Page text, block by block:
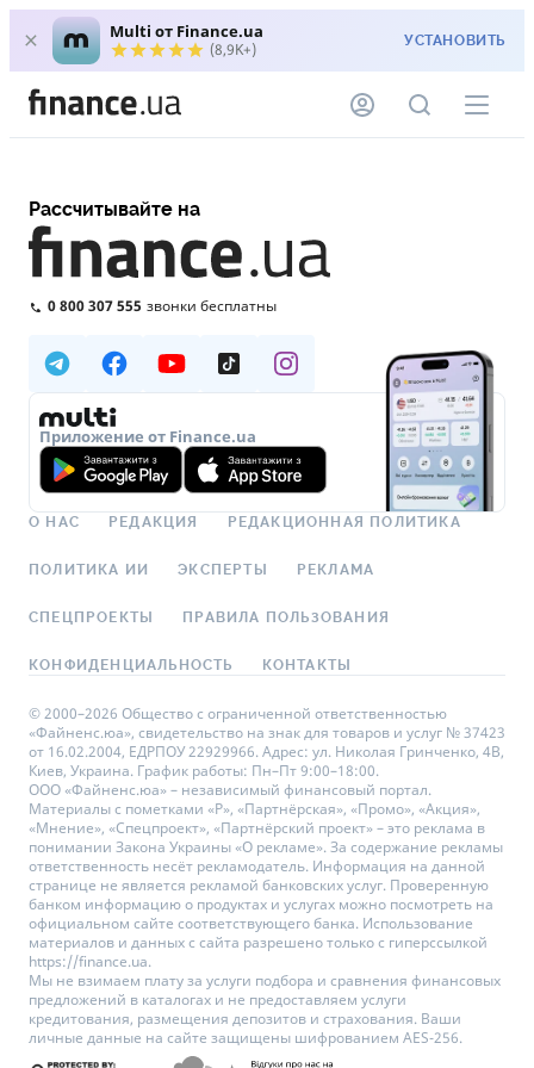
Multi от Finance.ua
(8,9K+) УСТАНОВИТЬ
Рассчитывайте на
0 800 307 555 звонки бесплатны
Приложение от Finance.ua
О НАС РЕДАКЦИЯ РЕДАКЦИОННАЯ ПОЛИТИКА
ПОЛИТИКА ИИ ЭКСПЕРТЫ РЕКЛАМА
СПЕЦПРОЕКТЫ ПРАВИЛА ПОЛЬЗОВАНИЯ
КОНФИДЕНЦИАЛЬНОСТЬ КОНТАКТЫ
© 2000–2026 Общество с ограниченной ответственностью
«Файненс.юа», свидетельство на знак для товаров и услуг № 37423
от 16.02.2004, ЕДРПОУ 22929966. Адрес: ул. Николая Гринченко, 4В,
Киев, Украина. График работы: Пн–Пт 9:00–18:00.
ООО «Файненс.юа» – независимый финансовый портал.
Материалы с пометками «Р», «Партнёрская», «Промо», «Акция»,
«Мнение», «Спецпроект», «Партнёрский проект» – это реклама в
понимании Закона Украины «О рекламе». За содержание рекламы
ответственность несёт рекламодатель. Информация на данной
странице не является рекламой банковских услуг. Проверенную
банком информацию о продуктах и услугах можно посмотреть на
официальном сайте соответствующего банка. Использование
материалов и данных с сайта разрешено только с гиперссылкой
https://finance.ua.
Мы не взимаем плату за услуги подбора и сравнения финансовых
предложений в каталогах и не предоставляем услуги
кредитования, размещения депозитов и страхования. Ваши
личные данные на сайте защищены шифрованием AES-256.